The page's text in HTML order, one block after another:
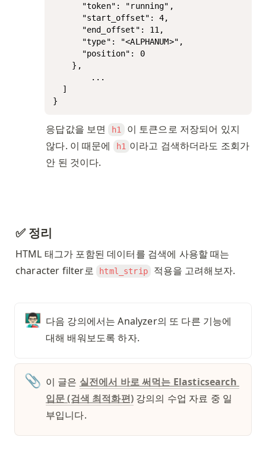
      "token": "running",
      "start_offset": 4,
      "end_offset": 11,
      "type": "<ALPHANUM>",
      "position": 0
    },
  ]
}
응답값을 보면 h1
이 토큰으로 저장되어 있지
않다. 이 때문에
h1 이라고 검색하더라도 조회가
안 된 것이다.
✅ 정리
HTML 태그가 포함된 데이터를 검색에 사용할 때는
character filter로
html_strip 적용을 고려해보자.
👨🏻‍🏫 다음 강의에서는 Analyzer의 또 다른 기능에
대해 배워보도록 하자.
📎 이 글은 실전에서 바로 써먹는 Elasticsearch
입문 (검색 최적화편) 강의의 수업 자료 중 일
부입니다.